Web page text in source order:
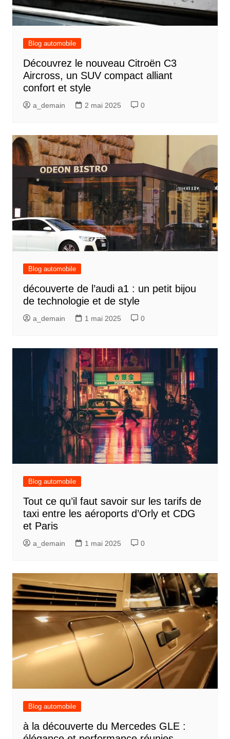
Blog automobile
Découvrez le nouveau Citroën C3
Aircross, un SUV compact alliant
confort et style
a_demain 2 mai 2025 0
Blog automobile
découverte de l’audi a1 : un petit bijou
de technologie et de style
a_demain 1 mai 2025 0
Blog automobile
Tout ce qu’il faut savoir sur les tarifs de
taxi entre les aéroports d’Orly et CDG
et Paris
a_demain 1 mai 2025 0
Blog automobile
à la découverte du Mercedes GLE :